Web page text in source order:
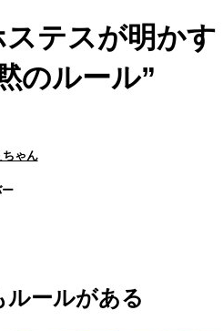
テスが明か
のルール”
ゃん
ルールがある